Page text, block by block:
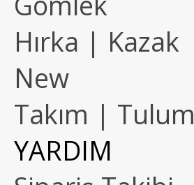
Hırka | Kazak
New
Takım | Tulum
YARDIM